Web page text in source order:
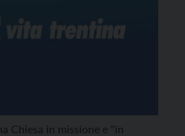
Chiesa in missione e "in